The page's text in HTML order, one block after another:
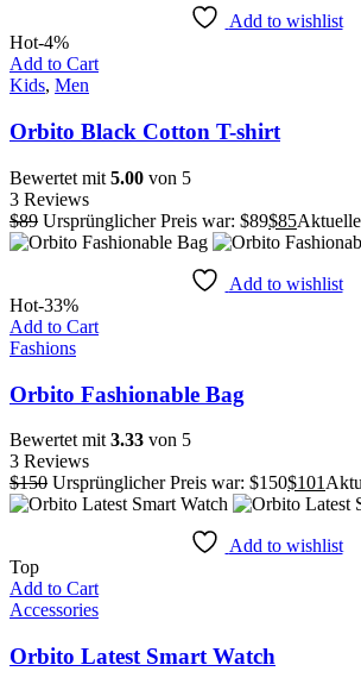
Add to wishlist
Hot-4%
Add to Cart
Kids, Men
Orbito Black Cotton T-shirt
Bewertet mit 5.00 von 5
3 Reviews
$89 Ursprünglicher Preis war: $89$85
Add to wishlist
Hot-33%
Add to Cart
Fashions
Orbito Fashionable Bag
Bewertet mit 3.33 von 5
3 Reviews
$150 Ursprünglicher Preis war: $150$101
Add to wishlist
Top
Add to Cart
Accessories
Orbito Latest Smart Watch